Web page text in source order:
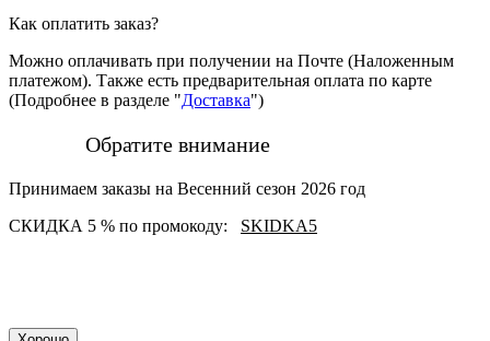
Как оплатить заказ?
Можно оплачивать при получении на Почте (Наложенным
платежом). Также есть предварительная оплата по карте
(Подробнее в разделе "Доставка")
Обратите внимание
Принимаем заказы на Весенний сезон 2026 год
СКИДКА 5 % по промокоду: SKIDKA5